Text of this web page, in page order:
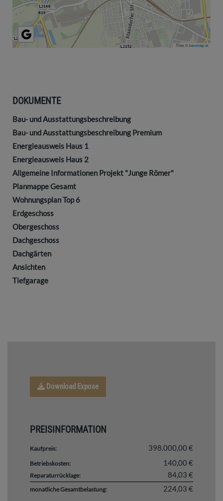
Tiles ©basemap.at
DOKUMENTE
Bau- und Ausstattungsbeschreibung
Bau- und Ausstattungsbeschreibung Premium
Energieausweis Haus 1
Energieausweis Haus 2
Allgemeine Informationen Projekt "Junge Römer"
Planmappe Gesamt
Wohnungsplan Top 6
Erdgeschoss
Obergeschoss
Dachgeschoss
Dachgärten
Ansichten
Tiefgarage
Download Expose
PREISINFORMATION
Kaufpreis: 398.000,00 €
Betriebskosten: 140,00 €
Reparaturrücklage: 84,03 €
monatliche Gesamtbelastung: 224,03 €